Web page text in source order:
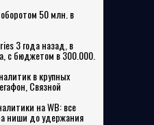
50 млн. в
3 года назад, в
с бюджетом в 300.000.
в крупных
Связной
на WB: все
ниши до удержания